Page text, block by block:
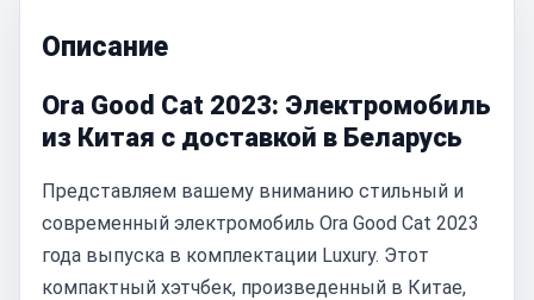
Описание
Ora Good Cat 2023: Электромобиль
из Китая с доставкой в Беларусь
Представляем вашему вниманию стильный и
современный электромобиль Ora Good Cat 2023
года выпуска в комплектации Luxury. Этот
компактный хэтчбек, произведенный в Китае,